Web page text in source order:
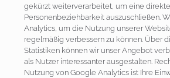
gekürzt weiterverarbeitet, um eine direkte
Personenbeziehbarkeit auszuschließen.
Analytics, um die Nutzung unserer
regelmäßig verbessern zu können. Über
Statistiken können wir unser Angebot
als Nutzer interessanter ausgestalten.
Nutzung von Google Analytics ist Ihre